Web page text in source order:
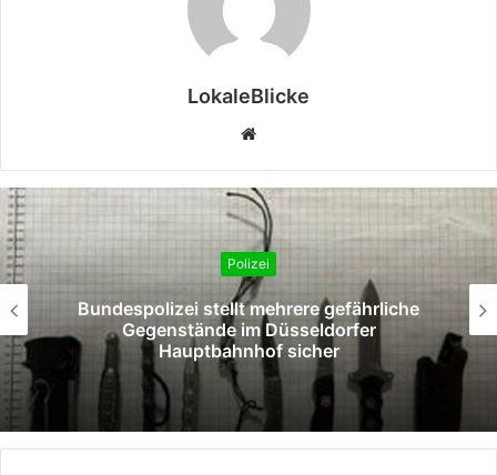
LokaleBlicke
Webseite
Polizei
Bundespolizei stellt mehrere gefährliche
Gegenstände im Düsseldorfer
Hauptbahnhof sicher